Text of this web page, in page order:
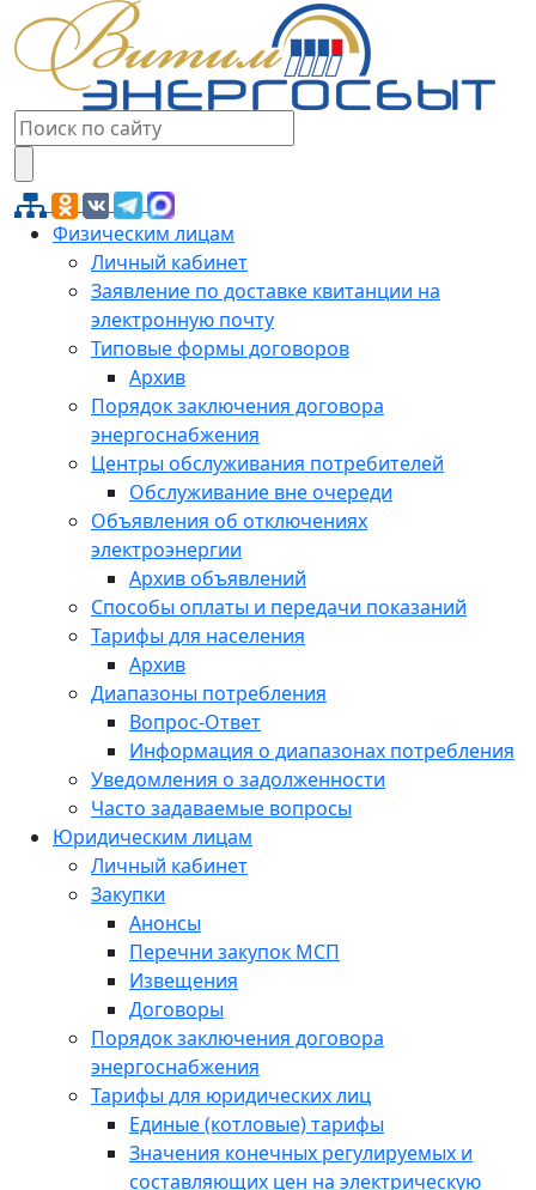
Физическим лицам
Личный кабинет
Заявление по доставке квитанции на
электронную почту
Типовые формы договоров
Архив
Порядок заключения договора
энергоснабжения
Центры обслуживания потребителей
Обслуживание вне очереди
Объявления об отключениях
электроэнергии
Архив объявлений
Способы оплаты и передачи показаний
Тарифы для населения
Архив
Диапазоны потребления
Вопрос-Ответ
Информация о диапазонах потребления
Уведомления о задолженности
Часто задаваемые вопросы
Юридическим лицам
Личный кабинет
Закупки
Анонсы
Перечни закупок МСП
Извещения
Договоры
Порядок заключения договора
энергоснабжения
Тарифы для юридических лиц
Единые (котловые) тарифы
Значения конечных регулируемых и
составляющих цен на электрическую